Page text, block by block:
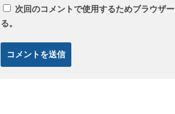
次回のコメントで使用するためブラウザ
る。